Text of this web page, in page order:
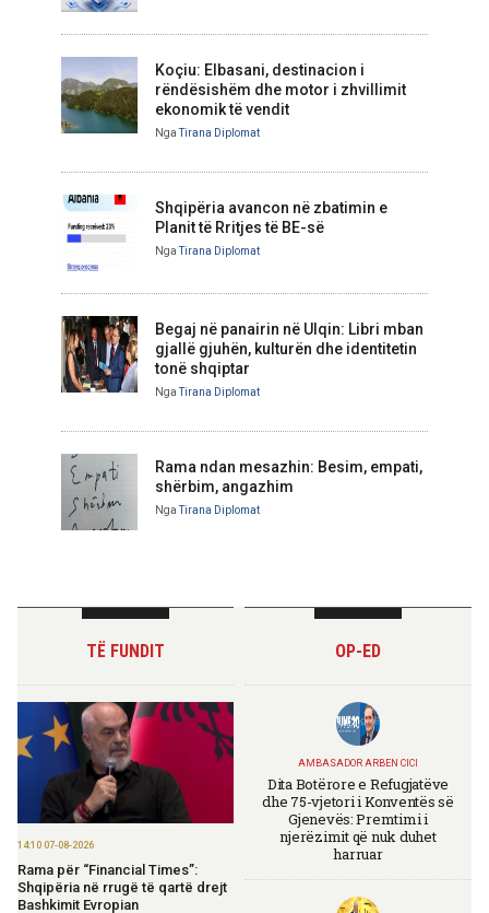
Koçiu: Elbasani, destinacion i
rëndësishëm dhe motor i zhvillimit
ekonomik të vendit
Nga Tirana Diplomat
Shqipëria avancon në zbatimin e
Planit të Rritjes të BE-së
Nga Tirana Diplomat
Begaj në panairin në Ulqin: Libri mban
gjallë gjuhën, kulturën dhe identitetin
tonë shqiptar
Nga Tirana Diplomat
Rama ndan mesazhin: Besim, empati,
shërbim, angazhim
Nga Tirana Diplomat
TË FUNDIT
14:10 07-08-2026
Rama për “Financial Times”:
Shqipëria në rrugë të qartë drejt
Bashkimit Evropian
OP-ED
AMBASADOR ARBEN CICI
Dita Botërore e Refugjatëve
dhe 75-vjetori i Konventës së
Gjenevës: Premtimi i
njerëzimit që nuk duhet
harruar